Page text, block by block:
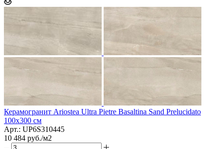
Керамогранит Ariostea Ultra Pietre Basaltina Sand Prelucidato
100х300 см
Арт.: UP6S310445
10 484 руб./м2